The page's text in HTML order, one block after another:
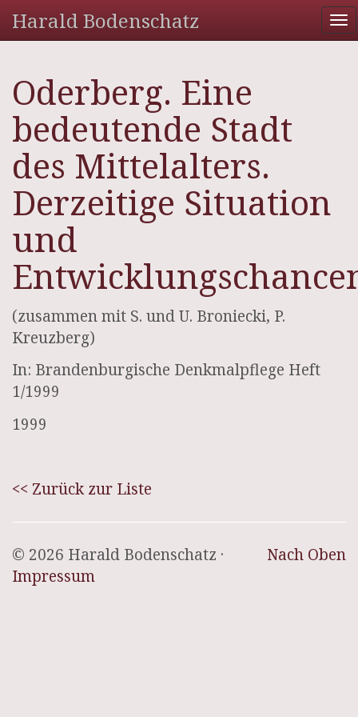
Harald Bodenschatz
Oderberg. Eine
bedeutende Stadt
des Mittelalters.
Derzeitige Situation
und
(zusammen mit S. und U. Broniecki, P.
Kreuzberg)
In: Brandenburgische Denkmalpflege Heft
1/1999
1999
<< Zurück zur Liste
Nach Oben
© 2026 Harald Bodenschatz ·
Impressum